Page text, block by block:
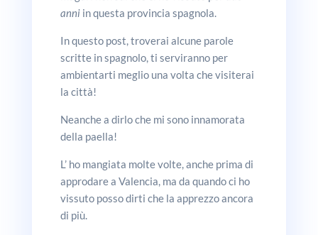
anniin questa provincia spagnola.
In questo post, troverai alcune parole
scritte in spagnolo, ti serviranno per
ambientarti meglio una volta che visiterai
la città!
Neanche a dirlo che mi sono innamorata
della paella!
L’ ho mangiata molte volte, anche prima di
approdare a Valencia, ma da quando ci ho
vissuto posso dirti che la apprezzo ancora
di più.